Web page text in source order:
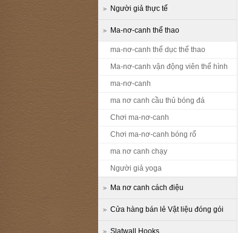
Người giả thực tế
Ma-nơ-canh thể thao
ma-nơ-canh thể dục thể thao
Ma-nơ-canh vận động viên thể hình
ma-nơ-canh
ma nơ canh cầu thủ bóng đá
Chơi ma-nơ-canh
Chơi ma-nơ-canh bóng rổ
ma nơ canh chạy
Người giả yoga
Ma nơ canh cách điệu
Cửa hàng bán lẻ Vật liệu đóng gói
Slatwall Hooks